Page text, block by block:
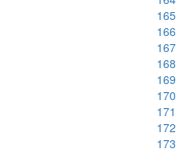
165
166
167
168
169
170
171
172
173